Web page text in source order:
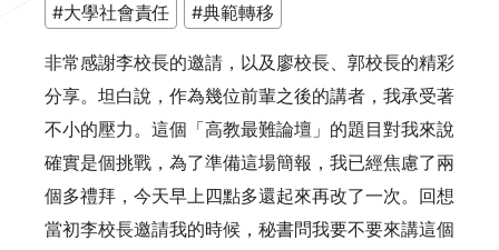
#大學社會責任 #典範轉移
非常感謝李校長的邀請，以及廖校長、郭校長的精彩
分享。坦白說，作為幾位前輩之後的講者，我承受著
不小的壓力。這個「高教最難論壇」的題目對我來說
確實是個挑戰，為了準備這場簡報，我已經焦慮了兩
個多禮拜，今天早上四點多還起來再改了一次。回想
當初李校長邀請我的時候，秘書問我要不要來講這個